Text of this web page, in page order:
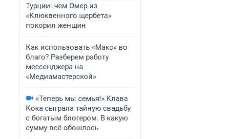
Турции: чем Омер из
«Клюквенного щербета»
покорил женщин
Как использовать «Макс» во
благо? Разберем работу
мессенджера на
«Медиамастерской»
«Теперь мы семья!» Клава
Кока сыграла тайную свадьбу
с богатым блогером. В какую
сумму всё обошлось